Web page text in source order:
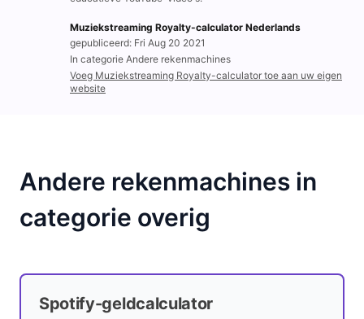
Muziekstreaming Royalty-calculator Nederlands
gepubliceerd: Fri Aug 20 2021
In categorie Andere rekenmachines
Voeg Muziekstreaming Royalty-calculator toe aan uw eigen
website
Andere rekenmachines in
categorie overig
Spotify-geldcalculator